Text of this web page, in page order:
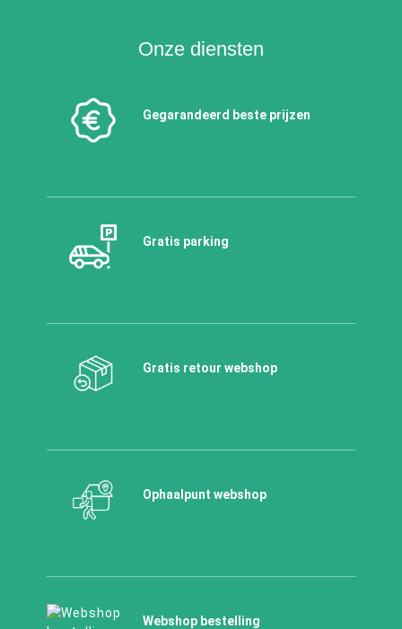
Onze diensten
Gegarandeerd beste prijzen
Gratis parking
Gratis retour webshop
Ophaalpunt webshop
Webshop bestelling